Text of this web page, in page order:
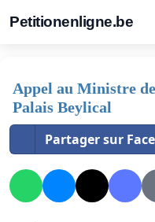
Petitionenligne.be
Appel au Ministre
Palais Beylical
Partager sur